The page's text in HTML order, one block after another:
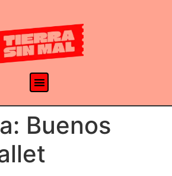
Buenos